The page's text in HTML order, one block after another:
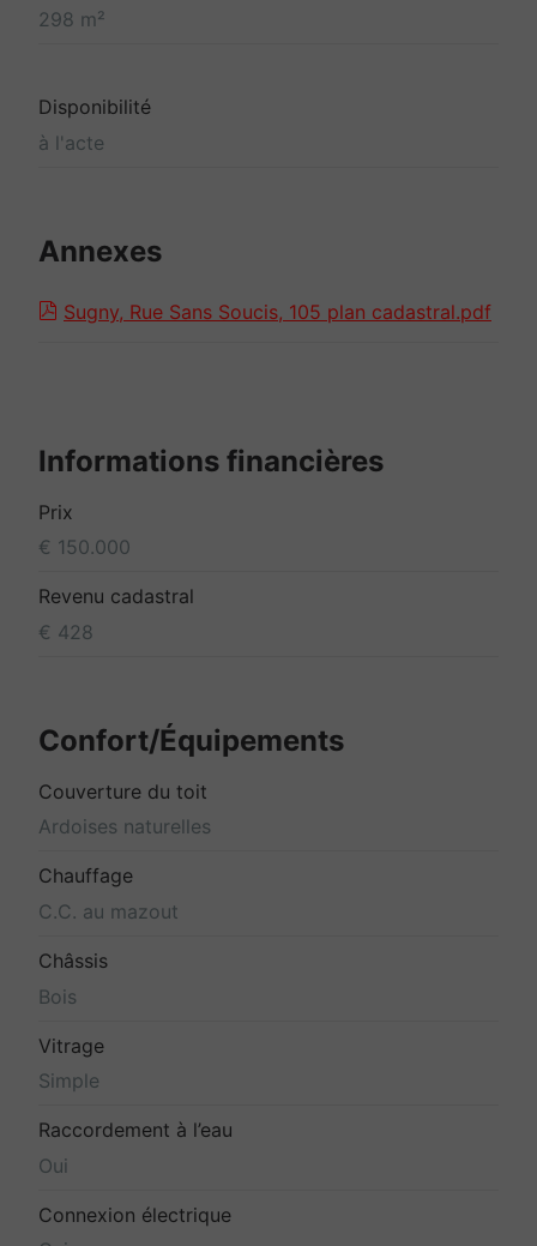
298 m²
Disponibilité
à l'acte
Annexes
Sugny, Rue Sans Soucis, 105 plan cadastral.pdf
Informations financières
Prix
€ 150.000
Revenu cadastral
€ 428
Confort/Équipements
Couverture du toit
Ardoises naturelles
Chauffage
C.C. au mazout
Châssis
Bois
Vitrage
Simple
Raccordement à l’eau
Oui
Connexion électrique